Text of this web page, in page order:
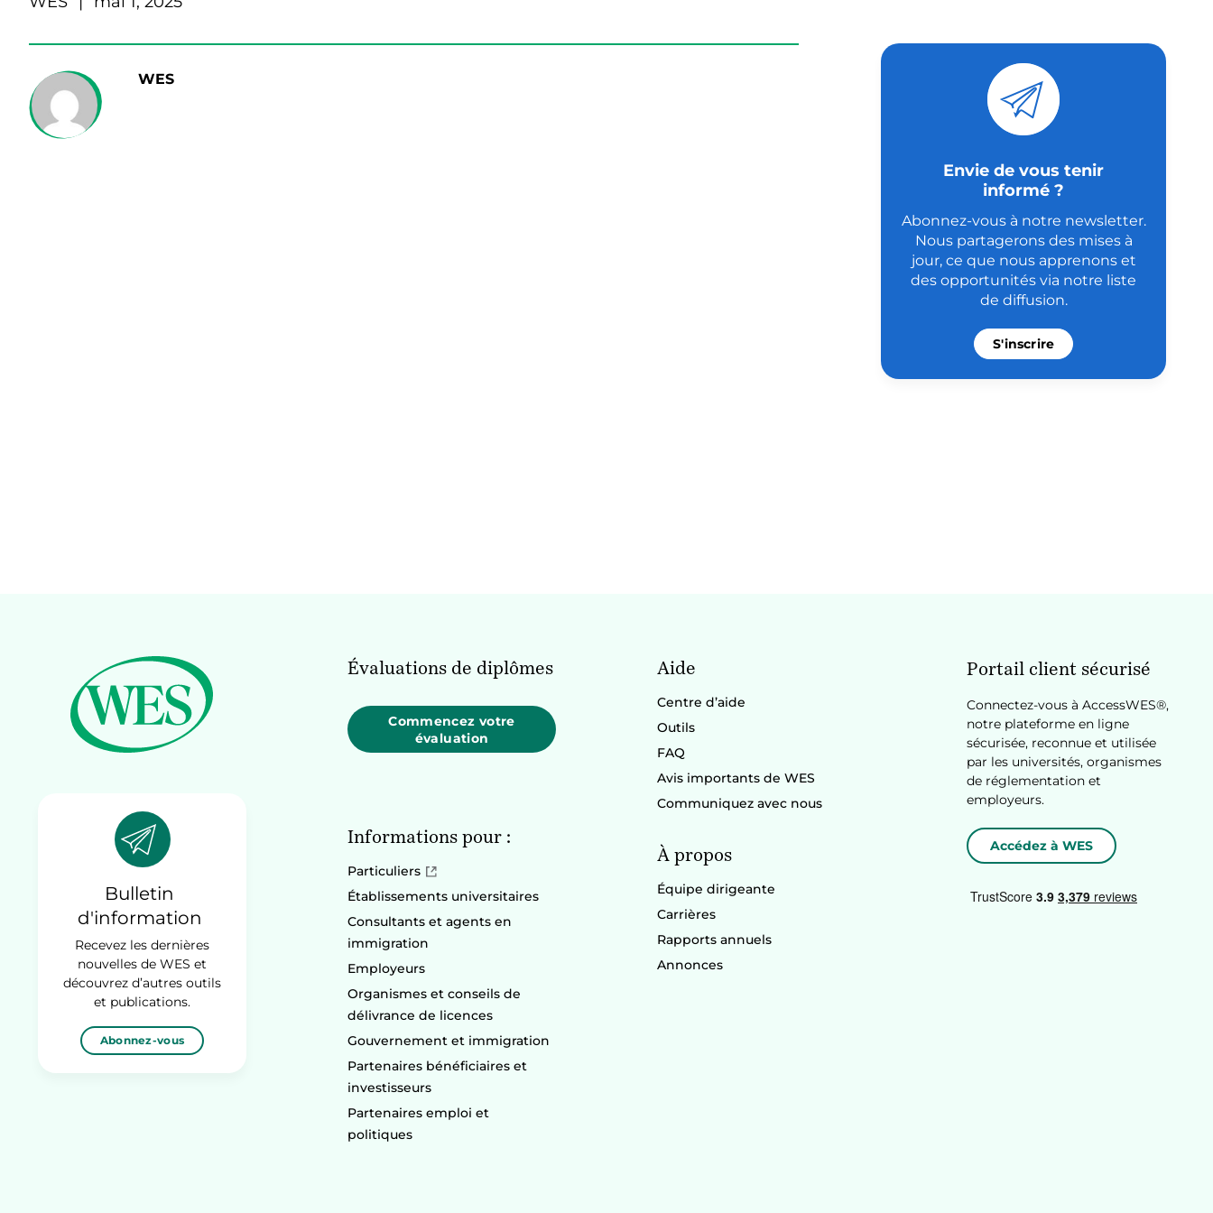
WES
Envie de vous tenir
informé ?
Abonnez-vous à notre newsletter.
Nous partagerons des mises à
jour, ce que nous apprenons et
des opportunités via notre liste
de diffusion.
S'inscrire
Bulletin
d'information
Recevez les dernières
nouvelles de WES et
découvrez d’autres outils
et publications.
Abonnez-vous
Évaluations de diplômes
Commencez votre
évaluation
Informations pour :
Particuliers
Établissements universitaires
Consultants et agents en
immigration
Employeurs
Organismes et conseils de
délivrance de licences
Gouvernement et immigration
Partenaires bénéficiaires et
investisseurs
Partenaires emploi et
politiques
Aide
Centre d’aide
Outils
FAQ
Avis importants de WES
Communiquez avec nous
À propos
Équipe dirigeante
Carrières
Rapports annuels
Annonces
Portail client sécurisé
Connectez-vous à AccessWES®,
notre plateforme en ligne
sécurisée, reconnue et utilisée
par les universités, organismes
de réglementation et
employeurs.
Accédez à WES